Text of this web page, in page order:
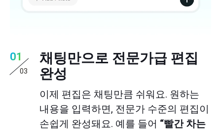
01
03
채팅만으로 전문가급 편집
완성
이제 편집은 채팅만큼 쉬워요. 원하는
내용을 입력하면, 전문가 수준의 편집이
손쉽게 완성돼요. 예를 들어 “빨간 차는